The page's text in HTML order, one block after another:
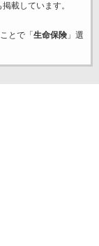
載しています。
とで「 生命保険」選